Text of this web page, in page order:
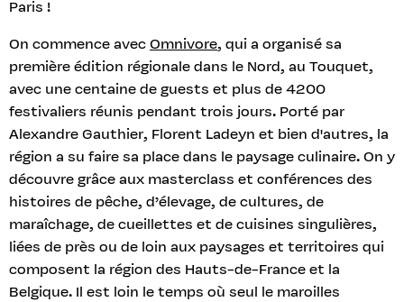
Paris !
On commence avec Omnivore, qui a organisé sa
première édition régionale dans le Nord, au Touquet,
avec une centaine de guests et plus de 4200
festivaliers réunis pendant trois jours. Porté par
Alexandre Gauthier, Florent Ladeyn et bien d'autres, la
région a su faire sa place dans le paysage culinaire. On y
découvre grâce aux masterclass et conférences des
histoires de pêche, d’élevage, de cultures, de
maraîchage, de cueillettes et de cuisines singulières,
liées de près ou de loin aux paysages et territoires qui
composent la région des Hauts-de-France et la
Belgique. Il est loin le temps où seul le maroilles